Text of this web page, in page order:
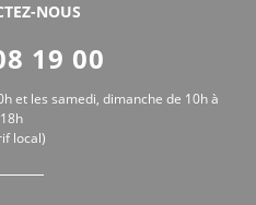
NOUS
19 00
et les samedi, dimanche de 10h à
18h
local)